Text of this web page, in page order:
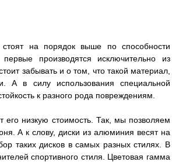
на порядок выше по способности
производятся исключительно из
забывать и о том, что такой материал,
А в силу использования специальной
к разного рода повреждениям.
его низкую стоимость. Так, мы позволяем
А к слову, диски из алюминия весят на
таких дисков в самых разных стилях. В
спортивного стиля. Цветовая гамма